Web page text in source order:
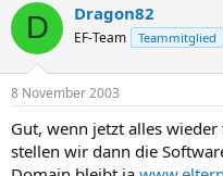
D Dragon82
EF-Team Teammitglied
8 November 2003
Gut, wenn jetzt alles
stellen wir dann die